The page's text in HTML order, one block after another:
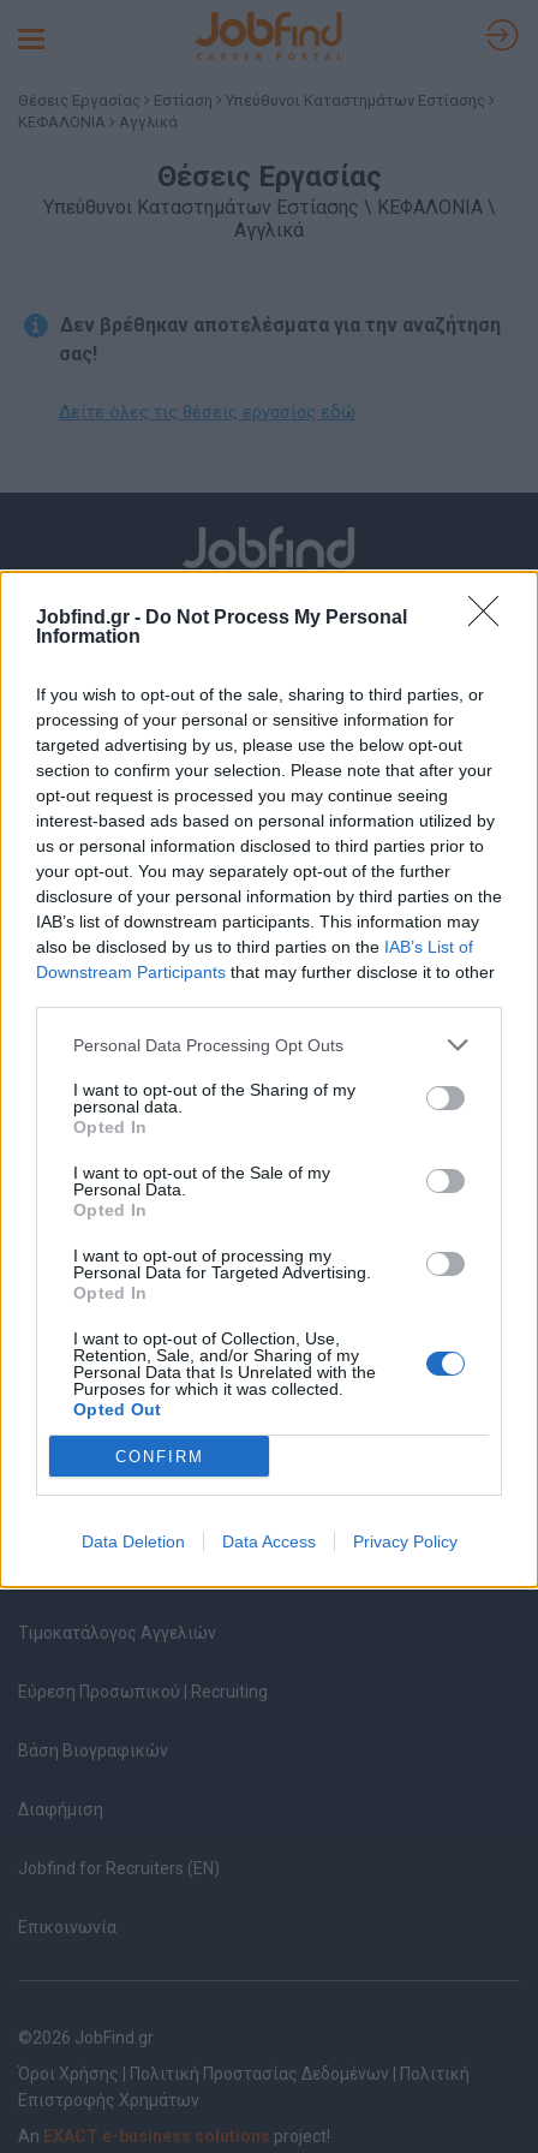
Jobfind.gr - Do Not Process My Personal
Information
If you wish to opt-out of the sale, sharing to third parties, or
processing of your personal or sensitive information for
targeted advertising by us, please use the below opt-out
section to confirm your selection. Please note that after your
opt-out request is processed you may continue seeing
interest-based ads based on personal information utilized by
us or personal information disclosed to third parties prior to
your opt-out. You may separately opt-out of the further
disclosure of your personal information by third parties on the
IAB’s list of downstream participants. This information may
also be disclosed by us to third parties on the IAB’s List of
Downstream Participants that may further disclose it to other
Personal Data Processing Opt Outs
I want to opt-out of the Sharing of my
personal data.
Opted In
I want to opt-out of the Sale of my
Personal Data.
Opted In
I want to opt-out of processing my
Personal Data for Targeted Advertising.
Opted In
I want to opt-out of Collection, Use,
Retention, Sale, and/or Sharing of my
Personal Data that Is Unrelated with the
Purposes for which it was collected.
Opted Out
CONFIRM
Data Deletion Data Access Privacy Policy
Toggle
Θέσεις Εργασίας Εστίαση
Υπεύθυνοι Καταστημάτων Εστίασης
ΚΕΦΑΛΟΝΙΑ
Αγγλικά
Θέσεις Εργασίας
Υπεύθυνοι Καταστημάτων Εστίασης \ ΚΕΦΑΛΟΝΙΑ \
Αγγλικά
Δεν βρέθηκαν αποτελέσματα για την αναζήτηση
σας!
Δείτε όλες τις θέσεις εργασίας εδώ
Θέσεις εργασίας
Όλες οι Θέσεις Εργασίας
Θέσεις Εργασίας ανά Ειδικότητα
Θέσεις Εργασίας ανά Εταιρεία
Υπηρεσίες υποψηφίων
Συμβουλές Καριέρας
HR corner
Περιγραφές Θέσεων Εργασίας
Ερωτήσεις συνεντεύξεων
Υπολογισμός καθαρού μισθού
Τιμοκατάλογος Αγγελιών
Εύρεση Προσωπικού | Recruiting
Βάση Βιογραφικών
Διαφήμιση
Jobfind for Recruiters (EN)
Επικοινωνία
©2026 JobFind.gr
Όροι Χρήσης
Πολιτική Προστασίας Δεδομένων
Πολιτική
Επιστροφής Χρημάτων
An EXACT e-business solutions project!